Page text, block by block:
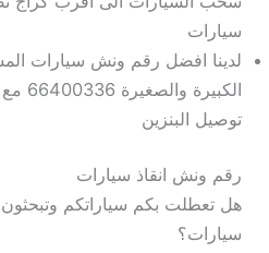
سيارات
لدينا افضل رقم ونش سيارات
توصيل البنزين
رقم ونش انقاذ سيارات
هل تعطلت بكم سياراتكم
سيارات؟